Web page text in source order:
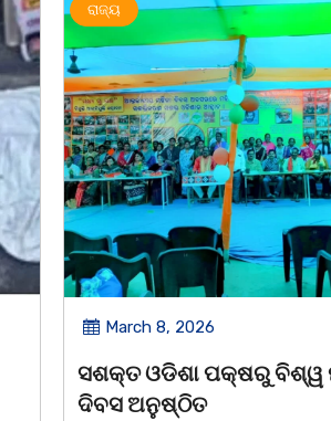
ରାଜ୍ୟ
March 8, 2026
ଆନ୍ତର୍ଜାତୀୟ ମହିଳା ଦିବସ
ଉପଲକ୍ଷେ ନାଟକ ‘ଖାଣ୍ଟି ସୁନା’